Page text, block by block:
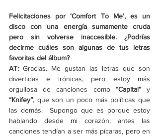
Felicitaciones por ‘Comfort To Me’, es un
disco con una energía sumamente cruda
pero sin volverse inaccesible. ¿Podrías
decirme cuáles son algunas de tus letras
favoritas del álbum?
AT: Gracias. Me gustan las letras que son
divertidas e irónicas, pero estoy más
orgullosa de canciones como “Capital”
“Knifey”, que son un poco más políticas que
las demás.  Supongo que es porque estoy
hablando desde mi corazón; antes las
canciones tendían a ser más pícaras, pero en